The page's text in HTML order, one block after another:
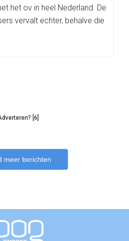
het ov in heel Nederland. De
vervalt echter, behalve die
[6]
meer berichten